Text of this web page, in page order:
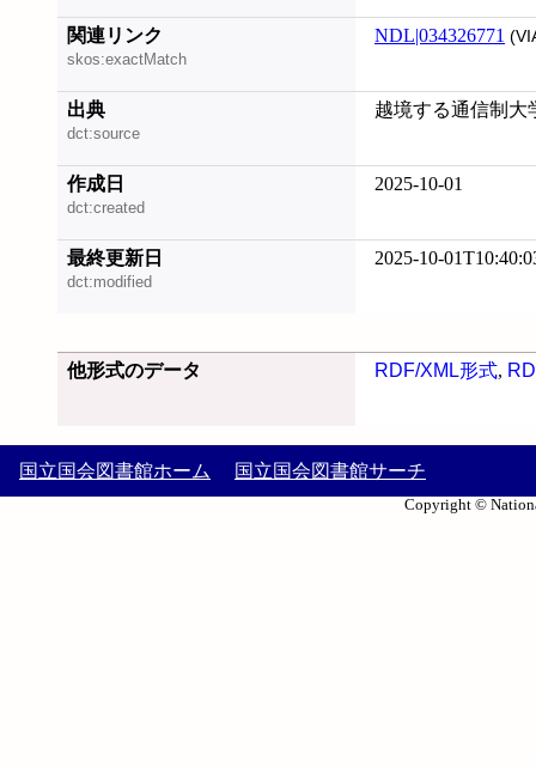
関連リンク
skos:exactMatch
NDL|034326771
出典
dct:source
越境する通信制大
作成日
dct:created
2025-10-01
最終更新日
dct:modified
2025-10-
他形式のデータ RDF/XML形式,
国立国会図書館ホーム 国立国会図書館サーチ
Copyright ©